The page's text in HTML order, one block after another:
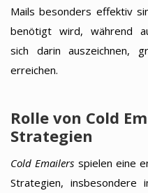
Mails besonders effektiv
benötigt wird, während
sich darin auszeichnen,
erreichen.
Rolle von Cold
Strategien
Cold Emailers spielen eine
Strategien, insbesondere